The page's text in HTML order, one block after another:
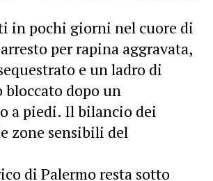
in pochi giorni nel cuore di
per rapina aggravata,
e un ladro di
dopo un
a piedi. Il bilancio dei
zone sensibili del
di Palermo resta sotto